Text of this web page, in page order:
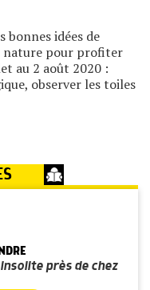
bonnes idées de
nature pour profiter
au 2 août 2020 :
observer les toiles
près de chez